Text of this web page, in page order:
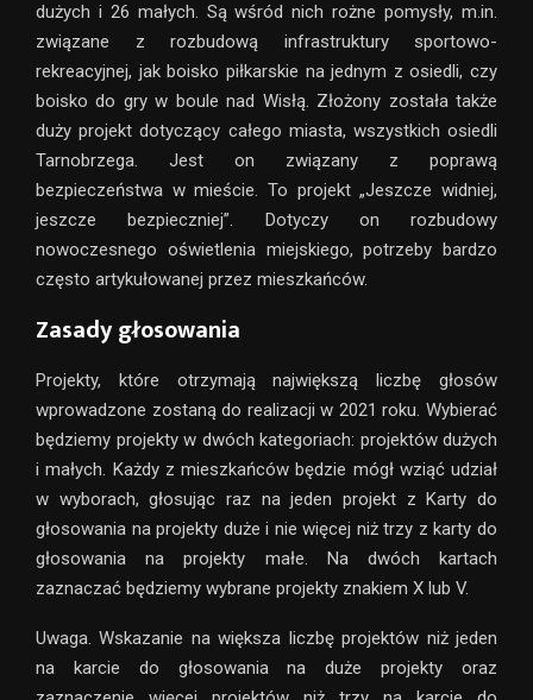
dużych i 26 małych. Są wśród nich rożne pomysły, m.in.
związane z rozbudową infrastruktury sportowo-
rekreacyjnej, jak boisko piłkarskie na jednym z osiedli, czy
boisko do gry w boule nad Wisłą. Złożony została także
duży projekt dotyczący całego miasta, wszystkich osiedli
Tarnobrzega. Jest on związany z poprawą
bezpieczeństwa w mieście. To projekt „Jeszcze widniej,
jeszcze bezpieczniej”. Dotyczy on rozbudowy
nowoczesnego oświetlenia miejskiego, potrzeby bardzo
często artykułowanej przez mieszkańców.
Zasady głosowania
Projekty, które otrzymają największą liczbę głosów
wprowadzone zostaną do realizacji w 2021 roku. Wybierać
będziemy projekty w dwóch kategoriach: projektów dużych
i małych. Każdy z mieszkańców będzie mógł wziąć udział
w wyborach, głosując raz na jeden projekt z Karty do
głosowania na projekty duże i nie więcej niż trzy z karty do
głosowania na projekty małe. Na dwóch kartach
zaznaczać będziemy wybrane projekty znakiem X lub V.
Uwaga. Wskazanie na większa liczbę projektów niż jeden
na karcie do głosowania na duże projekty oraz